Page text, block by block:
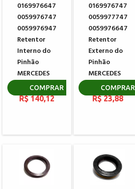
0169976647
0059976747
0059976947
Retentor
Interno do
Pinhão
MERCEDES
BENZ
R$ 140,12
COMPRAR
0169976747
0059977747
0059976647
Retentor
Externo do
Pinhão
MERCEDES
BENZ
R$ 23,88
COMPRAR